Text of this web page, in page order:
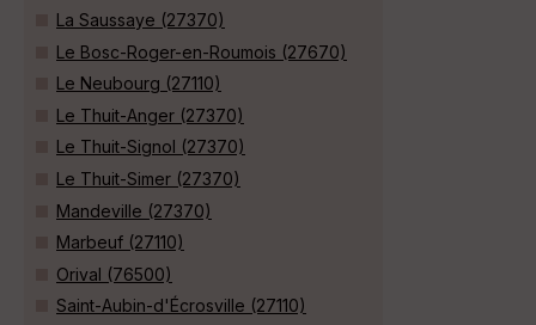
La Saussaye (27370)
Le Bosc-Roger-en-Roumois (27670)
Le Neubourg (27110)
Le Thuit-Anger (27370)
Le Thuit-Signol (27370)
Le Thuit-Simer (27370)
Mandeville (27370)
Marbeuf (27110)
Orival (76500)
Saint-Aubin-d'Écrosville (27110)